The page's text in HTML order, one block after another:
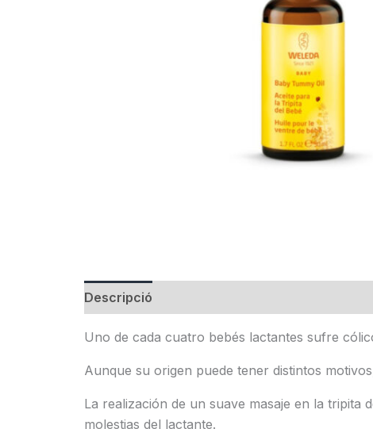
Descripció
Uno de cada cuatro bebés lactantes sufre
Aunque su origen puede tener distintos
La realización de un suave masaje en la tripita
molestias del lactante.